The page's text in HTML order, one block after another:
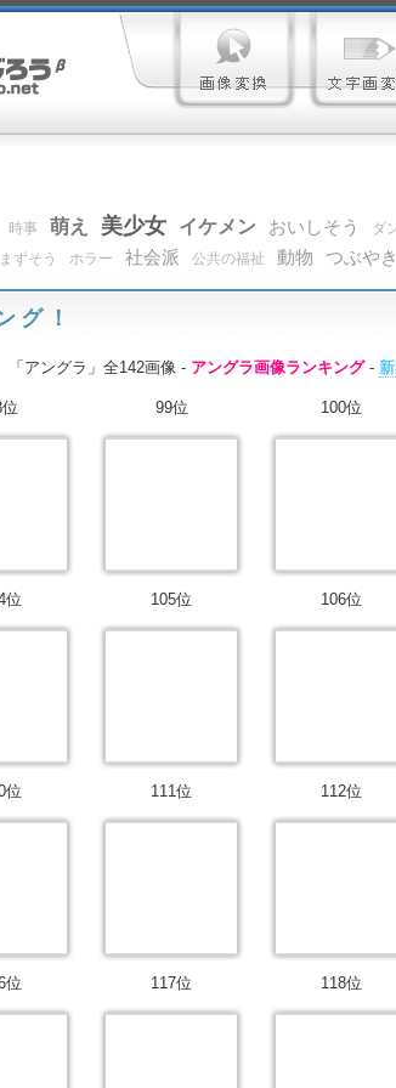
時事 萌え 美少女 イケメン おいしそう ダ
まずそう ホラー 社会派 公共の福祉 動物 つぶやき
グ！
「アングラ」全142画像 - アングラ画像ランキング-
99位 100位
位 105位 106位
位 111位 112位
位 117位 118位